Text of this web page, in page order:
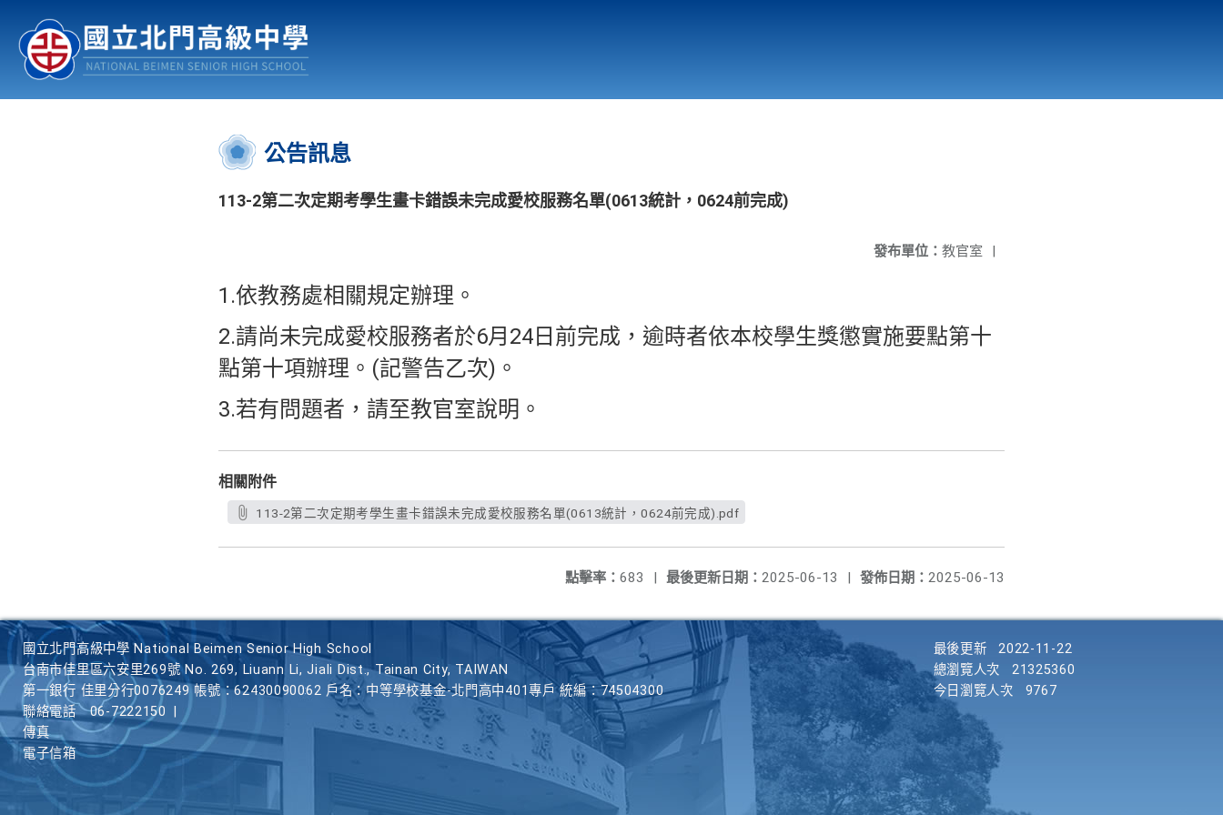
認識北中 行事曆
:::
公告訊息
113-2第二次定期考學生畫卡錯誤未完成愛校服務名單(0613統計，0624前完成)
發布單位： 教官室 |
1.依教務處相關規定辦理。
2.請尚未完成愛校服務者於6月24日前完成，逾時者依本校學生獎懲實施要點第十
點第十項辦理。(記警告乙次)。
3.若有問題者，請至教官室說明。
相關附件
113-2第二次定期考學生畫卡錯誤未完成愛校服務名單(0613統計，0624前完成).pdf
發佈日期： 2025-06-13
最後更新日期： 2025-06-13 |
點擊率： 683 |
國立北門高級中學 National Beimen Senior High School
台南市佳里區六安里269號 No. 269, Liuann Li, Jiali Dist., Tainan City, TAIWAN
第一銀行 佳里分行0076249 帳號：62430090062 戶名：中等學校基金-北門高中401專戶 統編：74504300
聯絡電話
06-7222150
傳真
電子信箱
最後更新
2022-11-22
總瀏覽人次
21325360
今日瀏覽人次
9767